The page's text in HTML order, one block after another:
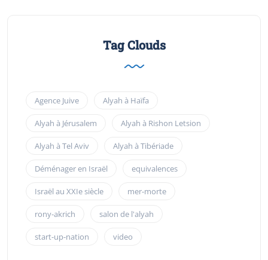
Tag Clouds
Agence Juive Alyah à Haïfa
Alyah à Jérusalem Alyah à Rishon Letsion
Alyah à Tel Aviv Alyah à Tibériade
Déménager en Israël equivalences
Israël au XXIe siècle mer-morte
rony-akrich salon de l'alyah
start-up-nation video